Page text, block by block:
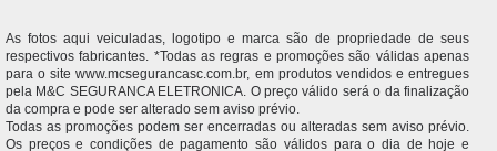
As fotos aqui veiculadas, logotipo e marca são de propriedade de seus
respectivos fabricantes. *Todas as regras e promoções são válidas apenas
para o site www.mcsegurancasc.com.br, em produtos vendidos e entregues
pela M&C SEGURANCA ELETRONICA. O preço válido será o da finalização
da compra e pode ser alterado sem aviso prévio.
Todas as promoções podem ser encerradas ou alteradas sem aviso prévio.
Os preços e condições de pagamento são válidos para o dia de hoje e